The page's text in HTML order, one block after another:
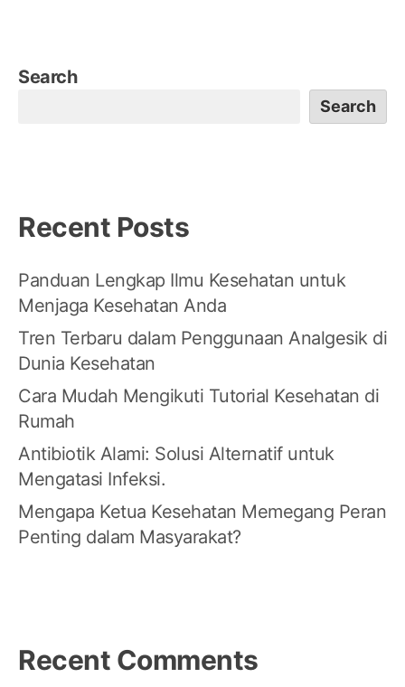
Search
Search
Recent Posts
Panduan Lengkap Ilmu Kesehatan untuk
Menjaga Kesehatan Anda
Tren Terbaru dalam Penggunaan Analgesik di
Dunia Kesehatan
Cara Mudah Mengikuti Tutorial Kesehatan di
Rumah
Antibiotik Alami: Solusi Alternatif untuk
Mengatasi Infeksi.
Mengapa Ketua Kesehatan Memegang Peran
Penting dalam Masyarakat?
Recent Comments